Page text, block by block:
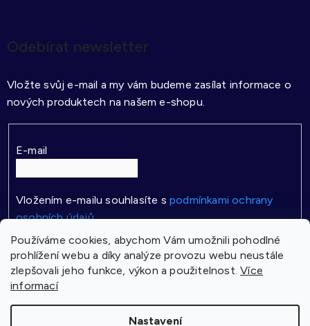
Používáme cookies, abychom Vám umožnili pohodlné
prohlížení webu a díky analýze provozu webu neustále
zlepšovali jeho funkce, výkon a použitelnost.Více
informací
Nastavení
Odebírat newsletter
Vložte svůj e-mail a my vám budeme zasílat informace o
nových produktech na našem e-shopu.
E-mail
Vložením e-mailu souhlasíte s podmínkami ochrany
osobních údajů
PŘIHLÁSIT SE
Vytvořil Shoptet